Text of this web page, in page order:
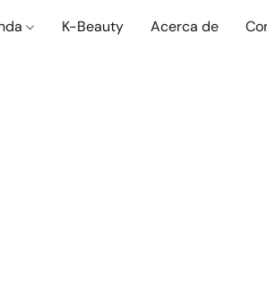
K-Beauty Acerca de